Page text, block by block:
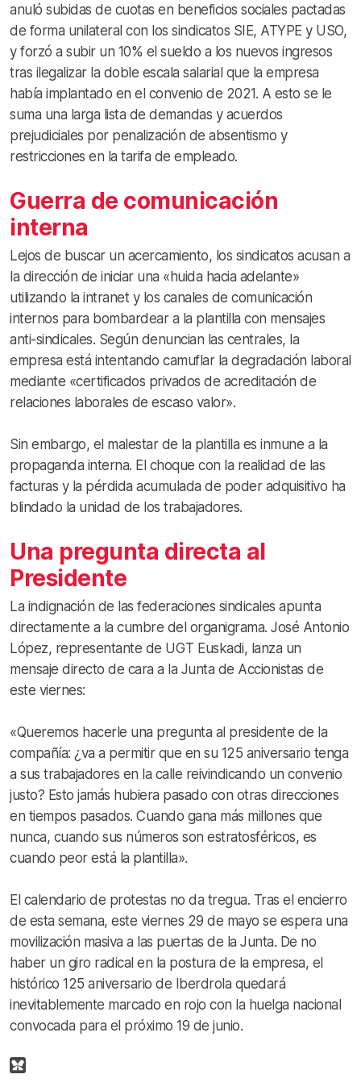
anuló subidas de cuotas en beneficios sociales pactadas
de forma unilateral con los sindicatos SIE, ATYPE y USO,
y forzó a subir un 10% el sueldo a los nuevos ingresos
tras ilegalizar la doble escala salarial que la empresa
había implantado en el convenio de 2021. A esto se le
suma una larga lista de demandas y acuerdos
prejudiciales por penalización de absentismo y
restricciones en la tarifa de empleado.
Guerra de comunicación
interna
Lejos de buscar un acercamiento, los sindicatos acusan a
la dirección de iniciar una «huida hacia adelante»
utilizando la intranet y los canales de comunicación
internos para bombardear a la plantilla con mensajes
anti-sindicales. Según denuncian las centrales, la
empresa está intentando camuflar la degradación laboral
mediante «certificados privados de acreditación de
relaciones laborales de escaso valor».
Sin embargo, el malestar de la plantilla es inmune a la
propaganda interna. El choque con la realidad de las
facturas y la pérdida acumulada de poder adquisitivo ha
blindado la unidad de los trabajadores.
Una pregunta directa al
Presidente
La indignación de las federaciones sindicales apunta
directamente a la cumbre del organigrama. José Antonio
López, representante de UGT Euskadi, lanza un
mensaje directo de cara a la Junta de Accionistas de
este viernes:
«Queremos hacerle una pregunta al presidente de la
compañía: ¿va a permitir que en su 125 aniversario tenga
a sus trabajadores en la calle reivindicando un convenio
justo? Esto jamás hubiera pasado con otras direcciones
en tiempos pasados. Cuando gana más millones que
nunca, cuando sus números son estratosféricos, es
cuando peor está la plantilla».
El calendario de protestas no da tregua. Tras el encierro
de esta semana, este viernes 29 de mayo se espera una
movilización masiva a las puertas de la Junta. De no
haber un giro radical en la postura de la empresa, el
histórico 125 aniversario de Iberdrola quedará
inevitablemente marcado en rojo con la huelga nacional
convocada para el próximo 19 de junio.